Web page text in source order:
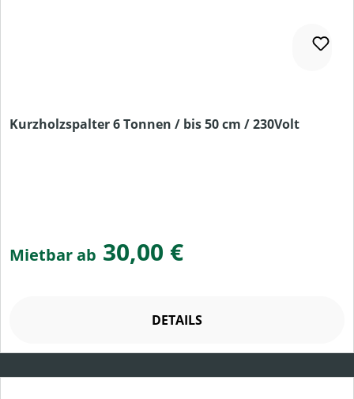
Kurzholzspalter 6 Tonnen / bis 50 cm / 230Volt
Mietbar ab 30,00 €
DETAILS